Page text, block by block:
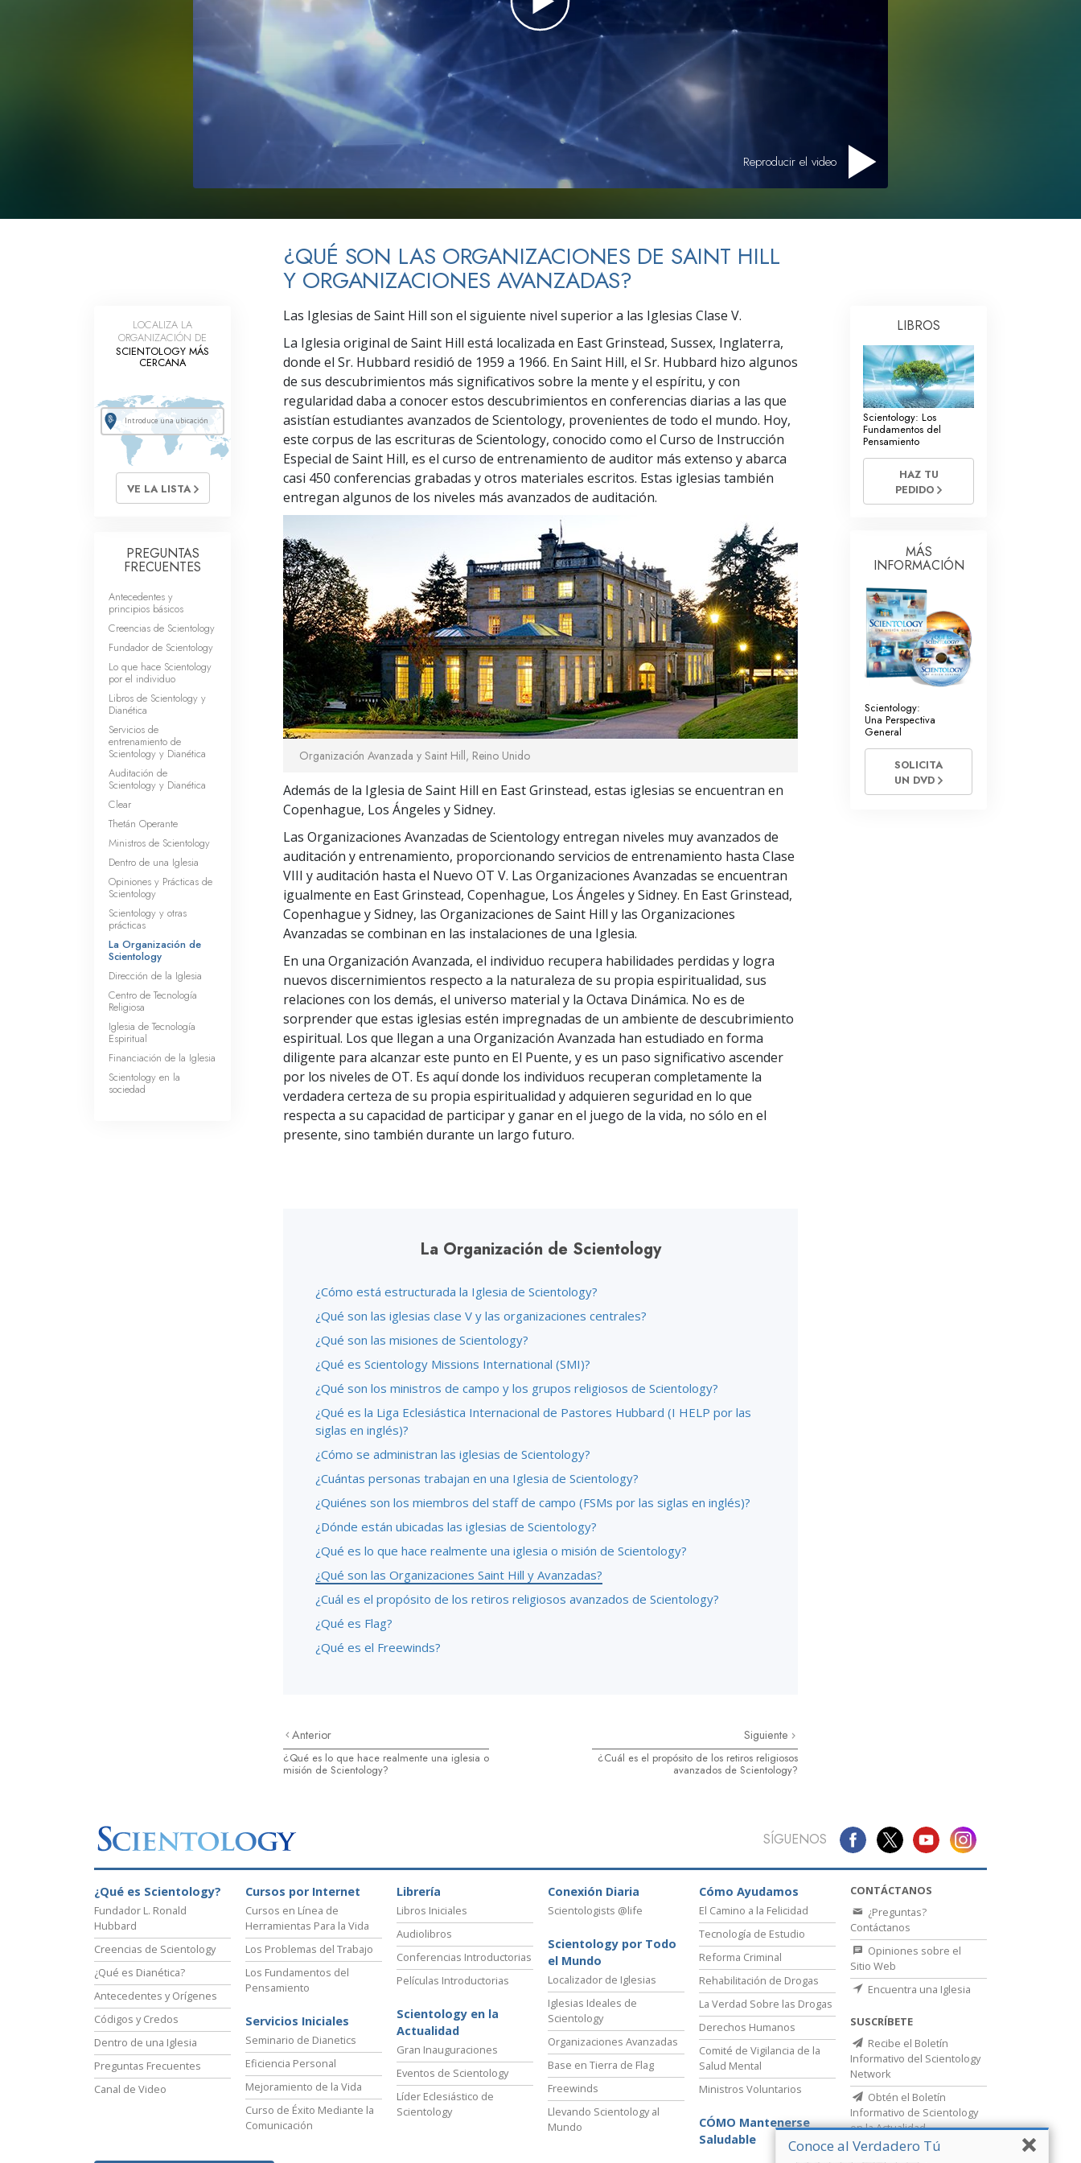
Amor y Odio: ¿Qué es Grandeza?
Respuestas a las Drogas
La Causa de la Supresión
Investigaciones
Los Fundamentos de la Organización
La Tecnología de Estudio
La Comunicación
Reproducir el video
¿QUÉ SON LAS ORGANIZACIONES DE SAINT HILL
Y ORGANIZACIONES AVANZADAS?
Las Iglesias de Saint Hill son el siguiente nivel superior a las Iglesias Clase V.
La Iglesia original de Saint Hill está localizada en East Grinstead, Sussex, Inglaterra,
donde el Sr. Hubbard residió de 1959 a 1966. En Saint Hill, el Sr. Hubbard hizo algunos
de sus descubrimientos más significativos sobre la mente y el espíritu, y con
regularidad daba a conocer estos descubrimientos en conferencias diarias a las que
asistían estudiantes avanzados de Scientology, provenientes de todo el mundo. Hoy,
este corpus de las escrituras de Scientology, conocido como el Curso de Instrucción
Especial de Saint Hill, es el curso de entrenamiento de auditor más extenso y abarca
casi 450 conferencias grabadas y otros materiales escritos. Estas iglesias también
entregan algunos de los niveles más avanzados de auditación.
Organización Avanzada y Saint Hill, Reino Unido
Además de la Iglesia de Saint Hill en East Grinstead, estas iglesias se encuentran en
Copenhague, Los Ángeles y Sidney.
Las Organizaciones Avanzadas de Scientology entregan niveles muy avanzados de
auditación y entrenamiento, proporcionando servicios de entrenamiento hasta Clase
VIII y auditación hasta el Nuevo OT V. Las Organizaciones Avanzadas se encuentran
igualmente en East Grinstead, Copenhague, Los Ángeles y Sidney. En East Grinstead,
Copenhague y Sidney, las Organizaciones de Saint Hill y las Organizaciones
Avanzadas se combinan en las instalaciones de una Iglesia.
En una Organización Avanzada, el individuo recupera habilidades perdidas y logra
nuevos discernimientos respecto a la naturaleza de su propia espiritualidad, sus
relaciones con los demás, el universo material y la Octava Dinámica. No es de
sorprender que estas iglesias estén impregnadas de un ambiente de descubrimiento
espiritual. Los que llegan a una Organización Avanzada han estudiado en forma
diligente para alcanzar este punto en El Puente, y es un paso significativo ascender
por los niveles de OT. Es aquí donde los individuos recuperan completamente la
verdadera certeza de su propia espiritualidad y adquieren seguridad en lo que
respecta a su capacidad de participar y ganar en el juego de la vida, no sólo en el
presente, sino también durante un largo futuro.
La Organización de Scientology
¿Cómo está estructurada la Iglesia de Scientology?
¿Qué son las iglesias clase V y las organizaciones centrales?
¿Qué son las misiones de Scientology?
¿Qué es Scientology Missions International (SMI)?
¿Qué son los ministros de campo y los grupos religiosos de Scientology?
¿Qué es la Liga Eclesiástica Internacional de Pastores Hubbard (I HELP por las
siglas en inglés)?
¿Cómo se administran las iglesias de Scientology?
¿Cuántas personas trabajan en una Iglesia de Scientology?
¿Quiénes son los miembros del staff de campo (FSMs por las siglas en inglés)?
¿Dónde están ubicadas las iglesias de Scientology?
¿Qué es lo que hace realmente una iglesia o misión de Scientology?
¿Qué son las Organizaciones Saint Hill y Avanzadas?
¿Cuál es el propósito de los retiros religiosos avanzados de Scientology?
¿Qué es Flag?
¿Qué es el Freewinds?
Anterior
¿Qué es lo que hace realmente una iglesia o
misión de Scientology?
Siguiente
¿Cuál es el propósito de los retiros religiosos
avanzados de Scientology?
LOCALIZA LA
ORGANIZACIÓN DE
SCIENTOLOGY MÁS
CERCANA
VE LA LISTA
PREGUNTAS
FRECUENTES
Antecedentes y
principios básicos
Creencias de Scientology
Fundador de Scientology
Lo que hace Scientology
por el individuo
Libros de Scientology y
Dianética
Servicios de
entrenamiento de
Scientology y Dianética
Auditación de
Scientology y Dianética
Clear
Thetán Operante
Ministros de Scientology
Dentro de una Iglesia
Opiniones y Prácticas de
Scientology
Scientology y otras
prácticas
La Organización de
Scientology
Dirección de la Iglesia
Centro de Tecnología
Religiosa
Iglesia de Tecnología
Espiritual
Financiación de la Iglesia
Scientology en la
sociedad
LIBROS
Scientology: Los
Fundamentos del
Pensamiento
HAZ TU
PEDIDO
MÁS
INFORMACIÓN
Scientology:
Una Perspectiva
General
SOLICITA
UN DVD
Conoce al Verdadero Tú
SÍGUENOS
¿Qué es Scientology?
Fundador L. Ronald
Hubbard
Creencias de Scientology
¿Qué es Dianética?
Antecedentes y Orígenes
Códigos y Credos
Dentro de una Iglesia
Preguntas Frecuentes
Canal de Video
Cursos por Internet
Cursos en Línea de
Herramientas Para la Vida
Los Problemas del Trabajo
Los Fundamentos del
Pensamiento
Servicios Iniciales
Seminario de Dianetics
Eficiencia Personal
Mejoramiento de la Vida
Curso de Éxito Mediante la
Comunicación
Librería
Libros Iniciales
Audiolibros
Conferencias Introductorias
Películas Introductorias
Scientology en la
Actualidad
Gran Inauguraciones
Eventos de Scientology
Líder Eclesiástico de
Scientology
Conexión Diaria
Scientologists @life
Scientology por Todo
el Mundo
Localizador de Iglesias
Iglesias Ideales de
Scientology
Organizaciones Avanzadas
Base en Tierra de Flag
Freewinds
Llevando Scientology al
Mundo
Cómo Ayudamos
El Camino a la Felicidad
Tecnología de Estudio
Reforma Criminal
Rehabilitación de Drogas
La Verdad Sobre las Drogas
Derechos Humanos
Comité de Vigilancia de la
Salud Mental
Ministros Voluntarios
CÓMO Mantenerse
Saludable
CONTÁCTANOS
¿Preguntas?
Contáctanos
Opiniones sobre el
Sitio Web
Encuentra una Iglesia
SUSCRÍBETE
Recibe el Boletín
Informativo del Scientology
Network
Obtén el Boletín
Informativo de Scientology
en la Actualidad